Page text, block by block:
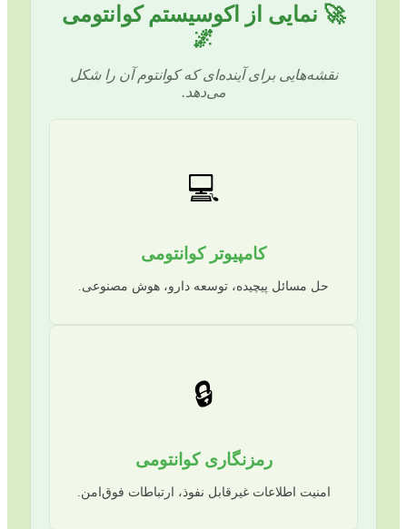
🚀 نمایی از اکوسیستم کوانتومی
🌌
نقشه‌هایی برای آینده‌ای که کوانتوم آن را شکل
می‌دهد.
💻
کامپیوتر کوانتومی
حل مسائل پیچیده، توسعه دارو، هوش مصنوعی.
🔒
رمزنگاری کوانتومی
امنیت اطلاعات غیرقابل نفوذ، ارتباطات فوق‌امن.